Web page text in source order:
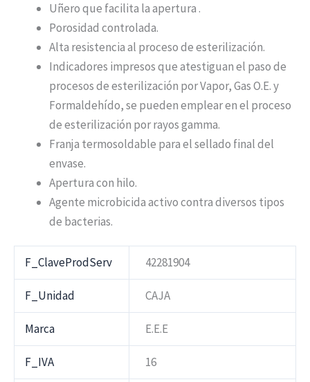
Uñero que facilita la apertura.
Porosidad controlada.
Alta resistencia al proceso de esterilización.
Indicadores impresos que atestiguan el paso de
procesos de esterilización por Vapor, Gas O.E. y
Formaldehído, se pueden emplear en el proceso
de esterilización por rayos gamma.
Franja termosoldable para el sellado final del
envase.
Apertura con hilo.
Agente microbicida activo contra diversos tipos
de bacterias.
F_ClaveProdServ 42281904
F_Unidad CAJA
Marca E.E.E
F_IVA 16